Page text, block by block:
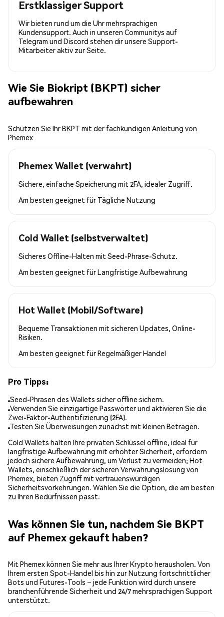
Erstklassiger Support
Wir bieten rund um die Uhr mehrsprachigen
Kundensupport. Auch in unseren Communitys auf
Telegram und Discord stehen dir unsere Support-
Mitarbeiter aktiv zur Seite.
Wie Sie Biokript (BKPT) sicher
aufbewahren
Schützen Sie Ihr BKPT mit der fachkundigen Anleitung von
Phemex
Phemex Wallet (verwahrt)
Sichere, einfache Speicherung mit 2FA, idealer Zugriff.
Am besten geeignet für Tägliche Nutzung
Cold Wallet (selbstverwaltet)
Sicheres Offline-Halten mit Seed-Phrase-Schutz.
Am besten geeignet fürLangfristige Aufbewahrung
Hot Wallet (Mobil/Software)
Bequeme Transaktionen mit sicheren Updates, Online-
Risiken.
Am besten geeignet fürRegelmäßiger Handel
Pro Tipps:
Seed-Phrasen des Wallets sicher offline sichern.
Verwenden Sie einzigartige Passwörter und aktivieren Sie die
Zwei-Faktor-Authentifizierung (2FA).
Testen Sie Überweisungen zunächst mit kleinen Beträgen.
Cold Wallets halten Ihre privaten Schlüssel offline, ideal für
langfristige Aufbewahrung mit erhöhter Sicherheit, erfordern
jedoch sichere Aufbewahrung, um Verlust zu vermeiden; Hot
Wallets, einschließlich der sicheren Verwahrungslösung von
Phemex, bieten Zugriff mit vertrauenswürdigen
Sicherheitsvorkehrungen. Wählen Sie die Option, die am besten
zu Ihren Bedürfnissen passt.
Was können Sie tun, nachdem Sie BKPT
auf Phemex gekauft haben?
Mit Phemex können Sie mehr aus Ihrer Krypto herausholen. Von
Ihrem ersten Spot-Handel bis hin zur Nutzung fortschrittlicher
Bots und Futures-Tools – jede Funktion wird durch unsere
branchenführende Sicherheit und 24/7 mehrsprachigen Support
unterstützt.